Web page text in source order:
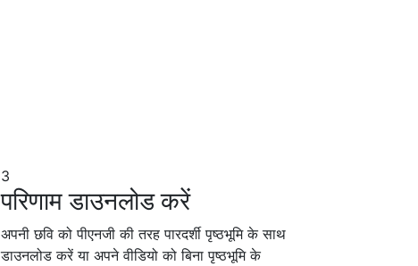
3
परिणाम डाउनलोड करें
अपनी छवि को पीएनजी की तरह पारदर्शी पृष्ठभूमि के साथ
डाउनलोड करें या अपने वीडियो को बिना पृष्ठभूमि के